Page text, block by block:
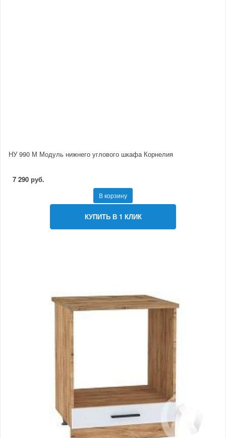
НУ 990 М Модуль нижнего углового шкафа Корнелия
7 290 руб.
В корзину
КУПИТЬ В 1 КЛИК